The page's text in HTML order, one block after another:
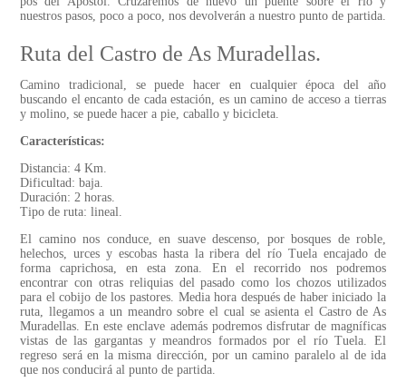
nuestros pasos, poco a poco, nos devolverán a nuestro punto de partida.
Ruta del Castro de As Muradellas.
Camino tradicional, se puede hacer en cualquier época del año
buscando el encanto de cada estación, es un camino de acceso a tierras
y molino, se puede hacer a pie, caballo y bicicleta.
Características:
Distancia: 4 Km.
Dificultad: baja.
Duración: 2 horas.
Tipo de ruta: lineal.
El camino nos conduce, en suave descenso, por bosques de roble,
helechos, urces y escobas hasta la ribera del río Tuela encajado de
forma caprichosa, en esta zona. En el recorrido nos podremos
encontrar con otras reliquias del pasado como los chozos utilizados
para el cobijo de los pastores. Media hora después de haber iniciado la
ruta, llegamos a un meandro sobre el cual se asienta el Castro de As
Muradellas. En este enclave además podremos disfrutar de magníficas
vistas de las gargantas y meandros formados por el río Tuela. El
regreso será en la misma dirección, por un camino paralelo al de ida
que nos conducirá al punto de partida.